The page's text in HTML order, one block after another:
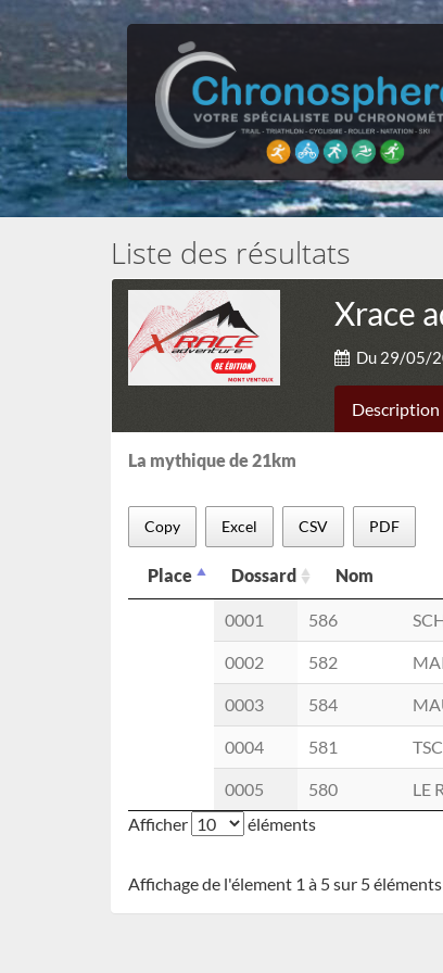
Liste des résultats
Xrace
Du 29/05/
Description
La mythique de 21km
Copy Excel CSV PDF
Place Dossard Nom
Place
Dossard
0001 586
0002 582
0003 584
0004 581
0005 580 LE
Afficher
éléments
Affichage de l'élement 1 à 5 sur 5 éléments